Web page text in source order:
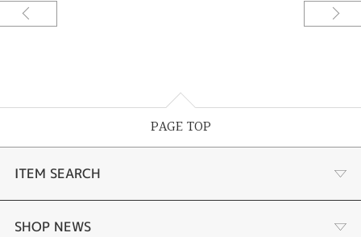
PAGE TOP
ITEM SEARCH
あこや真珠
SHOP NEWS